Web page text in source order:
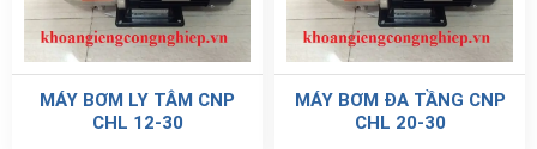
MÁY BƠM LY TÂM CNP
CHL 12-30
MÁY BƠM ĐA TẦNG CNP
CHL 20-30